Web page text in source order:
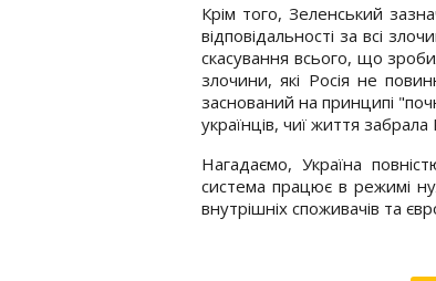
Крім того, Зеленський
відповідальності за всі
скасування всього, що
злочини, які Росія не
заснований на принципі
українців, чиї життя забрала
Нагадаємо, Україна
система працює в режимі
внутрішніх споживачів та